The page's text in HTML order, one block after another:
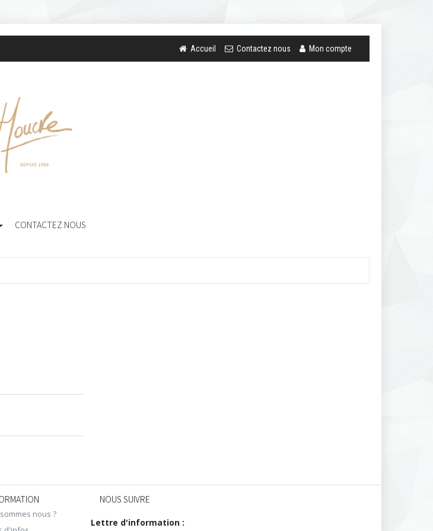
Accueil Contactez nous Mon compte
CONTACTEZ NOUS
nous ?
NOUS SUIVRE
Lettre d'information :